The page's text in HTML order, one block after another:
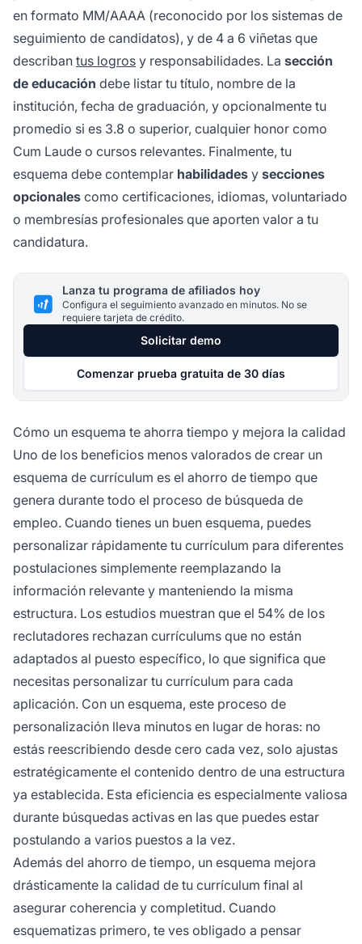
en formato MM/AAAA (reconocido por los sistemas de
seguimiento de candidatos), y de 4 a 6 viñetas que
describan tus logros y responsabilidades. La sección
de educación debe listar tu título, nombre de la
institución, fecha de graduación, y opcionalmente tu
promedio si es 3.8 o superior, cualquier honor como
Cum Laude o cursos relevantes. Finalmente, tu
esquema debe contemplar habilidades y secciones
opcionales como certificaciones, idiomas, voluntariado
o membresías profesionales que aporten valor a tu
candidatura.
Lanza tu programa de afiliados hoy
Configura el seguimiento avanzado en minutos. No se
requiere tarjeta de crédito.
Solicitar demo
Comenzar prueba gratuita de 30 días
Cómo un esquema te ahorra tiempo y mejora la calidad
Uno de los beneficios menos valorados de crear un
esquema de currículum es el ahorro de tiempo que
genera durante todo el proceso de búsqueda de
empleo. Cuando tienes un buen esquema, puedes
personalizar rápidamente tu currículum para diferentes
postulaciones simplemente reemplazando la
información relevante y manteniendo la misma
estructura. Los estudios muestran que el 54% de los
reclutadores rechazan currículums que no están
adaptados al puesto específico, lo que significa que
necesitas personalizar tu currículum para cada
aplicación. Con un esquema, este proceso de
personalización lleva minutos en lugar de horas: no
estás reescribiendo desde cero cada vez, solo ajustas
estratégicamente el contenido dentro de una estructura
ya establecida. Esta eficiencia es especialmente valiosa
durante búsquedas activas en las que puedes estar
postulando a varios puestos a la vez.
Además del ahorro de tiempo, un esquema mejora
drásticamente la calidad de tu currículum final al
asegurar coherencia y completitud. Cuando
esquematizas primero, te ves obligado a pensar